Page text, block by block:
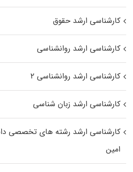
کارشناسی ارشد حقوق
کارشناسی ارشد روانشناسی
کارشناسی ارشد روانشناسی ۲
کارشناسی ارشد زبان شناسی
کارشناسی ارشد رﺷﺘﻪ ﻫﺎی تخصصی
اﻣﻴﻦ